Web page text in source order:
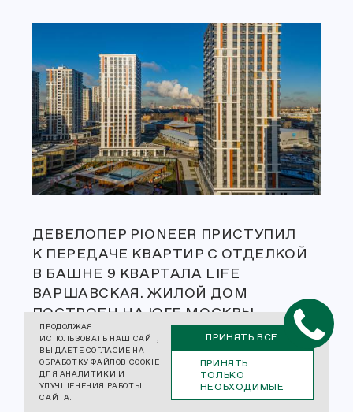
ДЕВЕЛОПЕР PIONEER ПРИСТУПИЛ
К ПЕРЕДАЧЕ КВАРТИР С ОТДЕЛКОЙ
В БАШНЕ 9 КВАРТАЛА LIFE
ВАРШАВСКАЯ. ЖИЛОЙ ДОМ
ПОСТРОЕН НА ЮГЕ МОСКВЫ
В РАЙОНЕ МОСКВОРЕЧЬЕ-
САБУРОВО, ПО АДРЕСУ: 1-Й
КОТЛЯКОВСКИЙ ПЕРЕУЛОК, ДОМ 4,
КОРПУС 2.
ПРОДОЛЖАЯ
ИСПОЛЬЗОВАТЬ НАШ САЙТ,
ВЫ ДАЕТЕ СОГЛАСИЕ НА
ОБРАБОТКУ ФАЙЛОВ COOKIE
ДЛЯ АНАЛИТИКИ И
УЛУЧШЕНЕНИЯ РАБОТЫ
САЙТА.
ПРИНЯТЬ ВСЕ
ПРИНЯТЬ
ТОЛЬКО
НЕОБХОДИМЫЕ